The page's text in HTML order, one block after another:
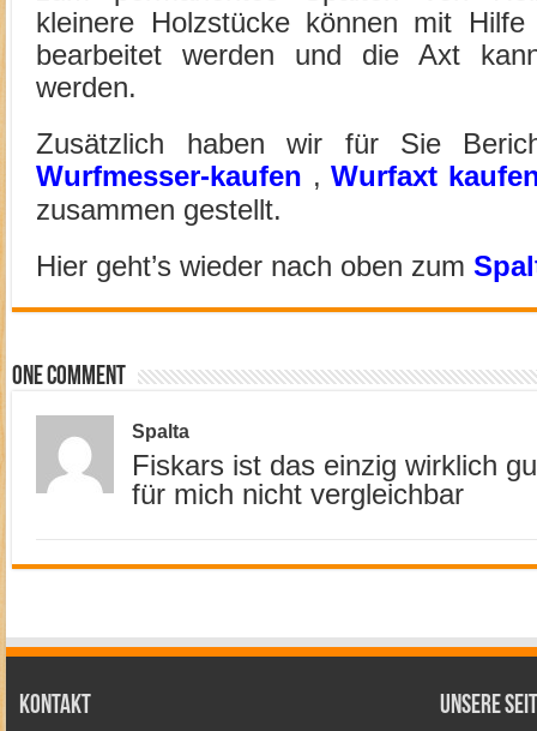
kleinere Holzstücke können mit
bearbeitet werden und die Axt
werden.
Zusätzlich haben wir für Sie
Wurfmesser-kaufen ,Wurfaxt
zusammen gestellt.
Hier geht’s wieder nach oben zum
One comment
Spalta
Fiskars ist das einzig wirklich
für mich nicht vergleichbar
Kontakt Unsere